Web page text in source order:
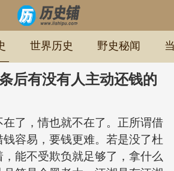
世界历史 野史秘闻
后有没有人主动还钱的
在了，情也就不在了。正所谓借
容易，要钱更难。若是没了杜
，能不受欺负就足够了，拿什么